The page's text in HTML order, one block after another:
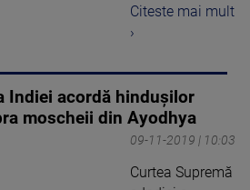
Citeste mai mult
›
Indiei acordă hinduşilor
moscheii din Ayodhya
09-11-2019 | 10:03
Curtea Supremă